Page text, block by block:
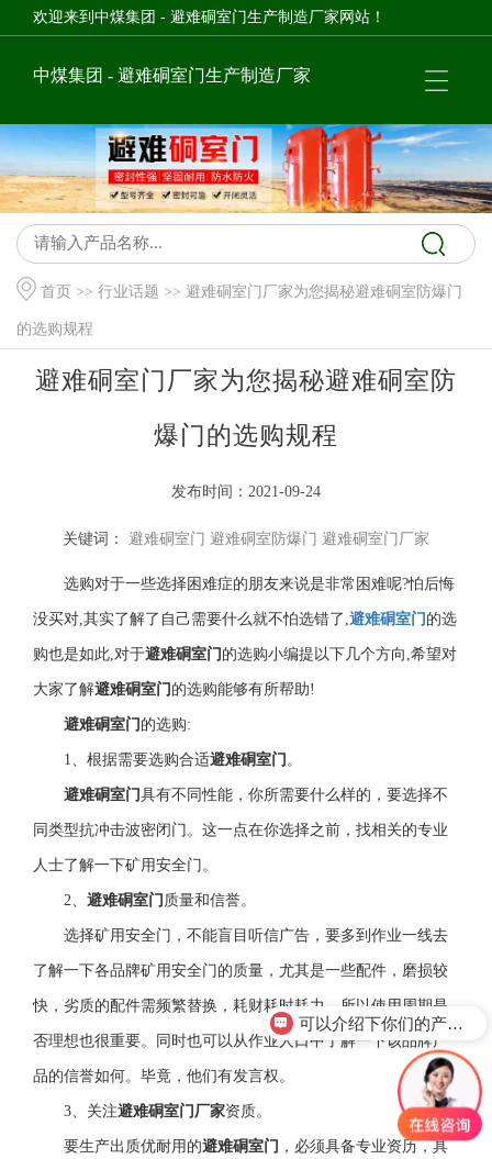
欢迎来到中煤集团 - 避难硐室门生产制造厂家网站！
中煤集团 - 避难硐室门生产制造厂家
首页 >>行业话题 >> 避难硐室门厂家为您揭秘避难硐室防爆门
的选购规程
避难硐室门厂家为您揭秘避难硐室防
爆门的选购规程
发布时间：2021-09-24
关键词： 避难硐室门 避难硐室防爆门 避难硐室门厂家
选购对于一些选择困难症的朋友来说是非常困难呢?怕后悔
没买对,其实了解了自己需要什么就不怕选错了, 避难硐室门 的选
购也是如此 ,对于避难硐室门 的选购小编提以下几个方向 ,希望对
大家了解避难硐室门 的选购能够有所帮助!
避难硐室门 的选购:
1、根据需要选购合适避难硐室门 。
避难硐室门具有不同性能，你所需要什么样的，要选择不
同类型抗冲击波密闭门。这一点在你选择之前，找相关的专业
人士了解一下矿用安全门。
2、 避难硐室门 质量和信誉。
选择矿用安全门，不能盲目听信广告，要多到作业一线去
了解一下各品牌矿用安全门的质量，尤其是一些配件，磨损较
快，劣质的配件需频繁替换，耗财耗时耗力，所以使用周期是
否理想也很重要。同时也可以从作业人口中了解一下该品牌产
品的信誉如何。毕竟，他们有发言权。
3、关注避难硐室门厂家资质。
要生产出质优耐用的避难硐室门 ，必须具备专业资历，具
可以介绍下你们的产品么？